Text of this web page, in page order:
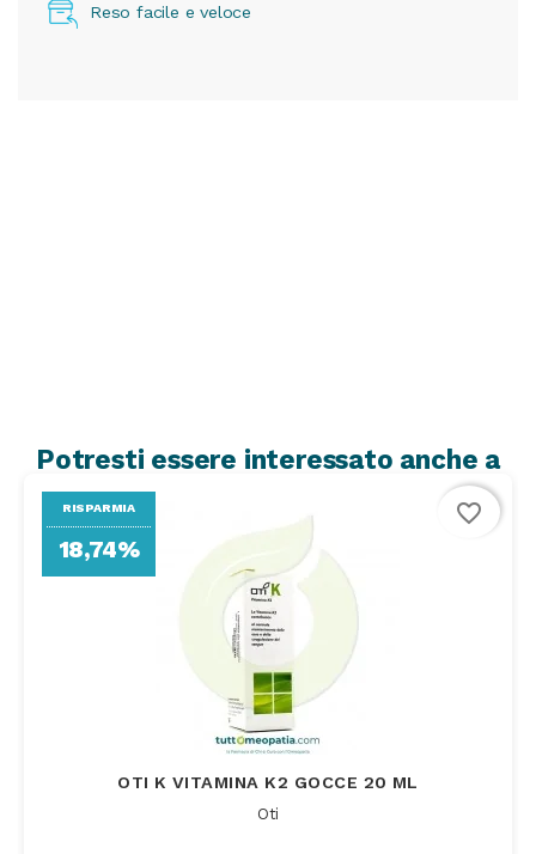
Reso facile e veloce
Potresti essere interessato anche a
OTI K VITAMINA K2 GOCCE 20 ML
Oti
RISPARMIA
18,74%
favorite_border